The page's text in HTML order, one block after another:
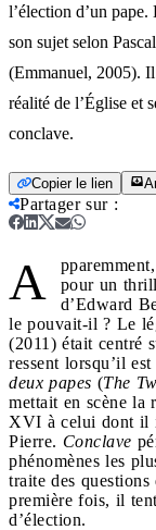
l’élection d’un
son sujet selon
(Emmanuel, 2005).
réalité de l’Église et
conclave.
Copier le lien
Partager sur:
A pparemment,
pour un
d’Edward
le pouvait-il ? Le
(2011) était centré
ressent lorsqu’il
deux papes (The
mettait en scène la
XVI à celui dont il
Pierre. Conclave
phénomènes les
traite des
première fois, il
d’élection.